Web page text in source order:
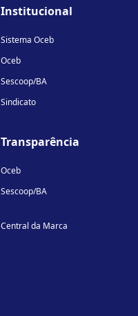
Institucional
Sistema Oceb
Oceb
Sescoop/BA
Sindicato
Transparência
Oceb
Sescoop/BA
Central da Marca